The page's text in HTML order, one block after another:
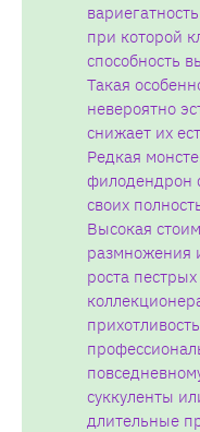
при которой
способность
Такая
невероятно
снижает их
Редкая
филодендрон
своих
Высокая
размножения
роста
суккуленты
длительные